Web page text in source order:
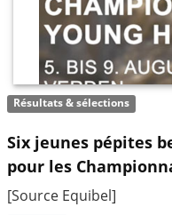
Résultats & sélections
Six jeunes pépites
pour les
[Source Equibel]